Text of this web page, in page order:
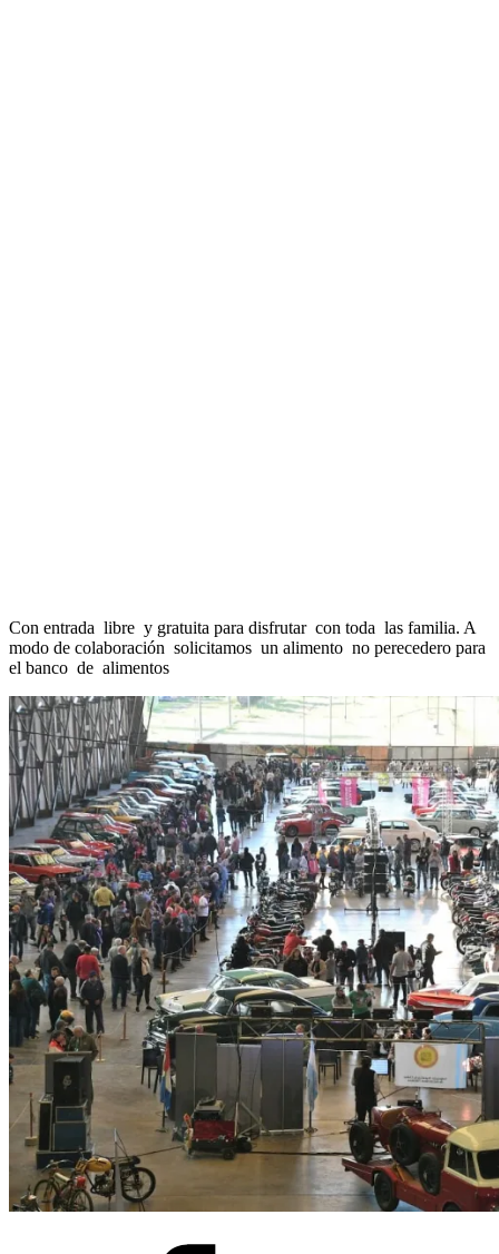
Con entrada libre y gratuita para disfrutar con toda las familia. A
modo de colaboración solicitamos un alimento no perecedero para
el banco de alimentos